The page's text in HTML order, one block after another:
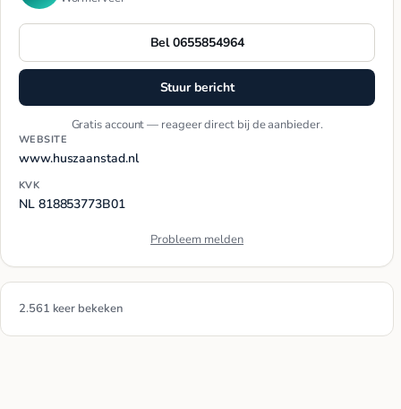
Bel 0655854964
Stuur bericht
Gratis account — reageer direct bij de aanbieder.
WEBSITE
www.huszaanstad.nl
KVK
NL 818853773B01
Probleem melden
2.561 keer bekeken